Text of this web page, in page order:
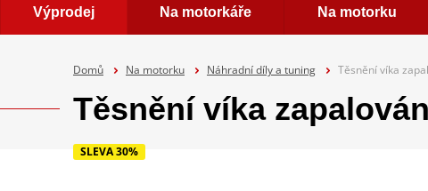
Výprodej Na motorkáře Na motorku
Domů Na motorku Náhradní díly a tuning Těsnění víka
Těsnění víka
SLEVA 30%